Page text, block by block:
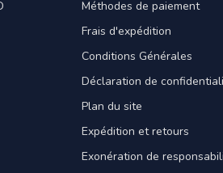
Méthodes de paiement
Frais d'expédition
Conditions Générales
Déclaration de
Plan du site
Expédition et retours
Exonération de